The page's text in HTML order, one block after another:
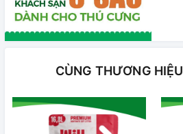
CÙNG THƯƠNG HIỆU